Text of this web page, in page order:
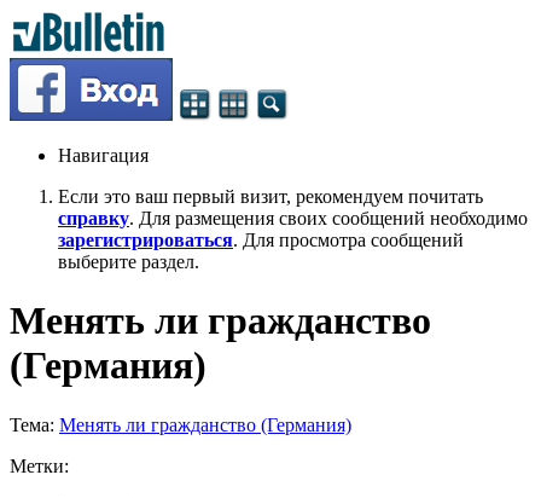
Навигация
Если это ваш первый визит, рекомендуем почитать
справку. Для размещения своих сообщений необходимо
зарегистрироваться. Для просмотра сообщений
выберите раздел.
Менять ли гражданство
(Германия)
Тема: Менять ли гражданство (Германия)
Метки: